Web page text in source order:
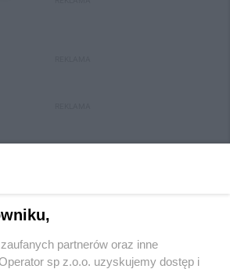
partnerów oraz inne
sp z.o.o. uzyskujemy dostęp i